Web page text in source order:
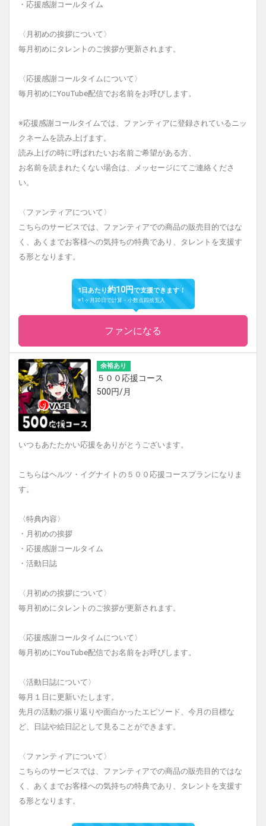
・応援感謝コールタイム
〈月初めの挨拶について〉
毎月初めにタレントのご挨拶が更新されます。
〈応援感謝コールタイムについて〉
毎月初めにYouTube配信でお名前をお呼びします。
※応援感謝コールタイムでは、ファンティアに登録されているニッ
クネームを読み上げます。
読み上げの時に呼ばれたいお名前ご希望がある方、
お名前を読まれたくない場合は、メッセージにてご連絡くださ
い。
〈ファンティアについて〉
こちらのサービスでは、ファンティアでの商品の販売目的ではな
く、あくまでお客様への気持ちの特典であり、タレントを支援す
る形となります。
1日あたり約10円で支援できます！
※1ヶ月30日で計算・小数点四捨五入
ファンになる
余裕あり
５００応援コース
500円/月
いつもあたたかい応援をありがとうございます。
こちらはヘルツ・イグナイトの５００応援コースプランになりま
す。
〈特典内容〉
・月初めの挨拶
・応援感謝コールタイム
・活動日誌
〈月初めの挨拶について〉
毎月初めにタレントのご挨拶が更新されます。
〈応援感謝コールタイムについて〉
毎月初めにYouTube配信でお名前をお呼びします。
〈活動日誌について〉
毎月１日に更新いたします。
先月の活動の振り返りや面白かったエピソード、今月の目標な
ど、日誌や絵日記として見ることができます。
〈ファンティアについて〉
こちらのサービスでは、ファンティアでの商品の販売目的ではな
く、あくまでお客様への気持ちの特典であり、タレントを支援す
る形となります。